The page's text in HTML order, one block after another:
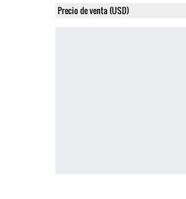
Precio de venta (USD)